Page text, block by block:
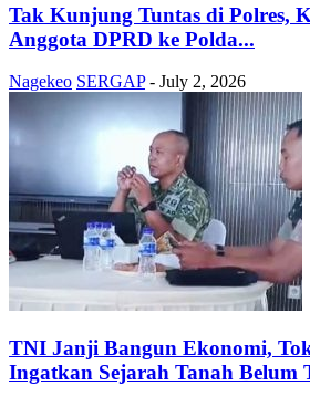
Tak Kunjung Tuntas di Polres,
Anggota DPRD ke Polda...
Nagekeo SERGAP - July 2, 2026
TNI Janji Bangun Ekonomi,
Ingatkan Sejarah Tanah Belum